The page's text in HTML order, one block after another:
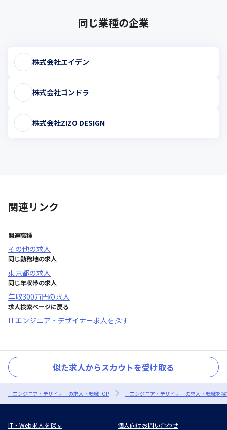
同じ業種の企業
株式会社エイデン
株式会社ゴンドラ
株式会社ZIZO DESIGN
関連リンク
関連職種
その他の求人
同じ勤務地の求人
東京都の求人
同じ年収帯の求人
年収300万円の求人
求人検索ページに戻る
ITエンジニア・デザイナー求人を探す
似た求人からスカウトを受け取る
ITエンジニア・デザイナーの求人・転職TOP ITエンジニア・デザイナーの求人・転職を
IT・Web求人を探す 個人向けお問い合わせ